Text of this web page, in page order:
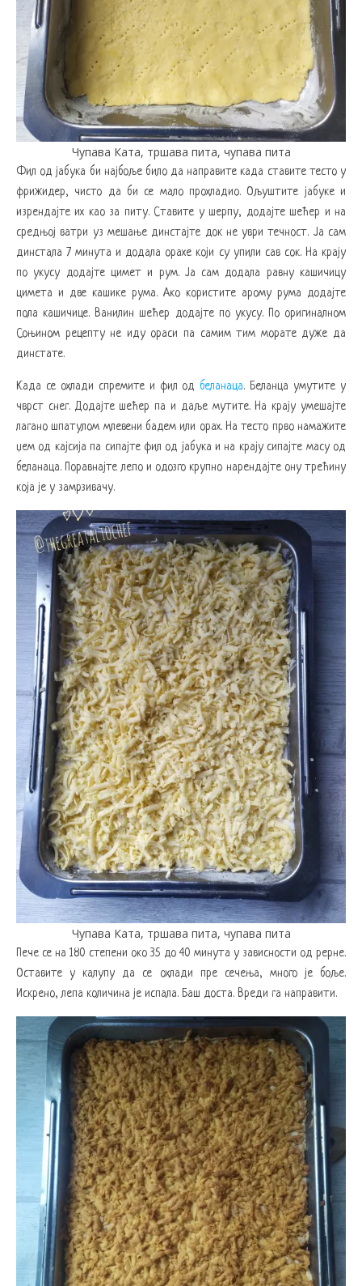
Чупава Ката, тршава пита, чупава пита
Фил од јабука би најбоље било да направите када ставите тесто у
фрижидер, чисто да би се мало прохладио. Ољуштите јабуке и
изрендајте их као за питу. Ставите у шерпу, додајте шећер и на
средњој ватри уз мешање динстајте док не уври течност. Ја сам
динстала 7 минута и додала орахе који су упили сав сок. На крају
по укусу додајте цимет и рум. Ја сам додала равну кашичицу
цимета и две кашике рума. Ако користите арому рума додајте
пола кашичице. Ванилин шећер додајте по укусу. По оригиналном
Соњином рецепту не иду ораси па самим тим морате дуже да
динстате.
Када се охлади спремите и фил од беланаца. Беланца умутите у
чврст снег. Додајте шећер па и даље мутите. На крају умешајте
лагано шпатулом млевени бадем или орах. На тесто прво намажите
џем од кајсија па сипајте фил од јабука и на крају сипајте масу од
беланаца. Поравнајте лепо и одозго крупно нарендајте ону трећину
која је у замрзивачу.
Чупава Ката, тршава пита, чупава пита
Пече се на 180 степени око 35 до 40 минута у зависности од рерне.
Оставите у калупу да се охлади пре сечења, много је боље.
Искрено, лепа количина је испала. Баш доста. Вреди га направити.